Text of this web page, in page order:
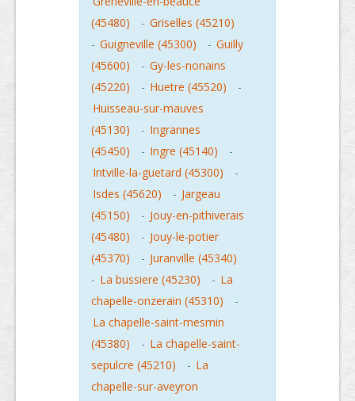
(45480)
- Griselles (45210)
- Guigneville (45300) - Guilly
(45600)
- Gy-les-nonains
(45220)
- Huetre (45520)
-
Huisseau-sur-mauves
(45130)
- Ingrannes
(45450)
- Ingre (45140)
-
Intville-la-guetard (45300)
-
Isdes (45620)
- Jargeau
(45150)
- Jouy-en-pithiverais
(45480)
- Jouy-le-potier
(45370)
- Juranville (45340)
- La bussiere (45230) - La
chapelle-onzerain (45310)
-
La chapelle-saint-mesmin
(45380)
- La chapelle-saint-
sepulcre (45210)
- La
chapelle-sur-aveyron